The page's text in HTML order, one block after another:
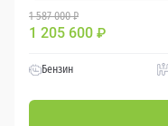
1 587 000 ₽
1 205 600 ₽
Бензин